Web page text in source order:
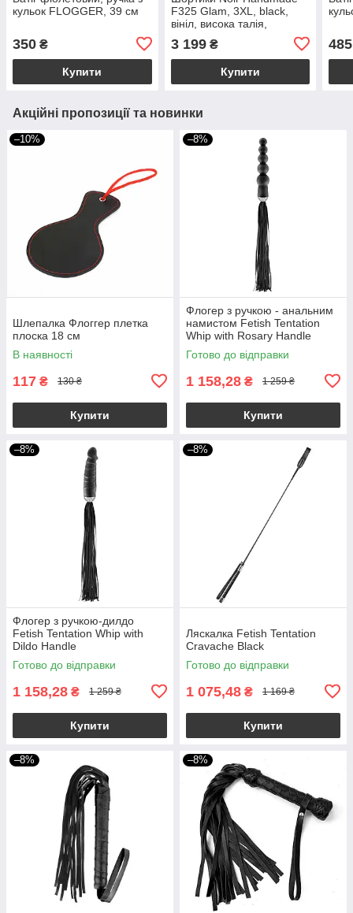
кульок FLOGGER, 39 см
350 ₴
Купити
F325 Glam, 3XL, black,
вініл, висока талія,
доступом
3 199₴
Купити
485
Акційні пропозиції та новинки
–10%
Шлепалка Флоггер плетка
плоска 18 см
В наявності
117 ₴ 130 ₴
Купити
–8%
Флогер з ручкою - анальним
намистом Fetish Tentation
Whip with Rosary Handle
Готово до відправки
1 158,28 ₴ 1 259 ₴
Купити
–8%
Флогер з ручкою-дилдо
Fetish Tentation Whip with
Dildo Handle
Готово до відправки
1 158,28 ₴ 1 259 ₴
Купити
–8%
Ляскалка Fetish Tentation
Cravache Black
Готово до відправки
1 075,48 ₴ 1 169 ₴
Купити
–8% –8%